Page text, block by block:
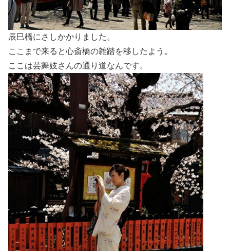
辰巳橋にさしかかりました。
ここまで来ると心斎橋の雑踏を移したよう。
ここは芸舞妓さんの通り道なんです。